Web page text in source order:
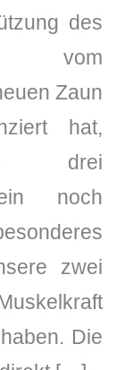
des
vom
Zaun
hat,
drei
noch
zwei
Die